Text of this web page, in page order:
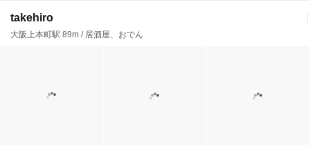
takehiro
大阪上本町駅 89m / 居酒屋、おでん